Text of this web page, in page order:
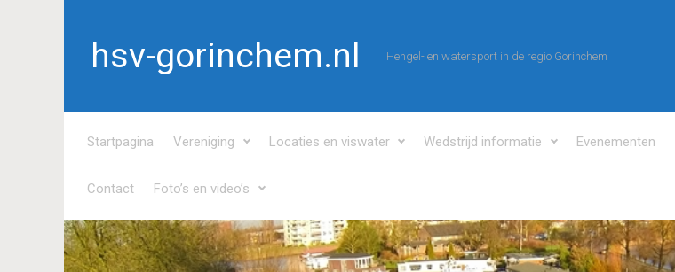
hsv-gorinchem.nl Hengel- en watersport in de regio Gorinchem
Startpagina Vereniging Locaties en viswater Wedstrijd informatie Evenementen
Contact Foto’s en video’s